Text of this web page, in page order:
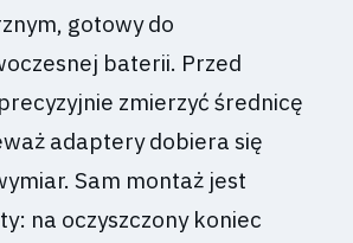
gotowy do
baterii. Przed
zmierzyć średnicę
adaptery dobiera się
Sam montaż jest
na oczyszczony koniec